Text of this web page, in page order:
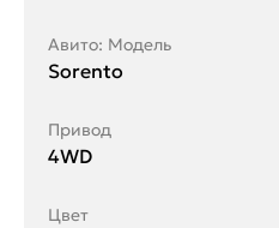
Авито: Модель
Sorento
Привод
4WD
Цвет